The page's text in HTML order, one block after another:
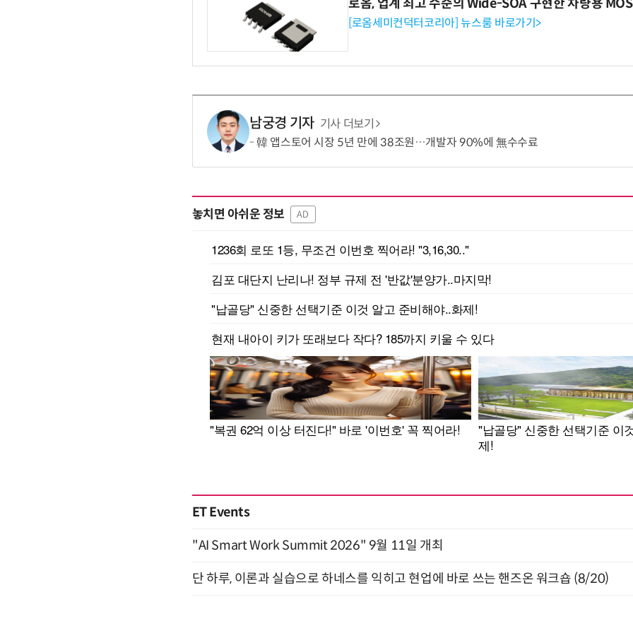
로옴, 업계 최고 수준의 Wide-SOA 구현한 차량용
[로옴세미컨덕터코리아] 뉴스룸 바로가기>
남궁경 기자 기사 더보기
韓 앱스토어 시장 5년 만에 38조원…개발자 90%에 無수수료
놓치면 아쉬운 정보 AD
ET Events
"AI Smart Work Summit 2026" 9월 11일 개최
단 하루, 이론과 실습으로 하네스를 익히고 현업에 바로 쓰는 핸즈온 워크숍 (8/20)